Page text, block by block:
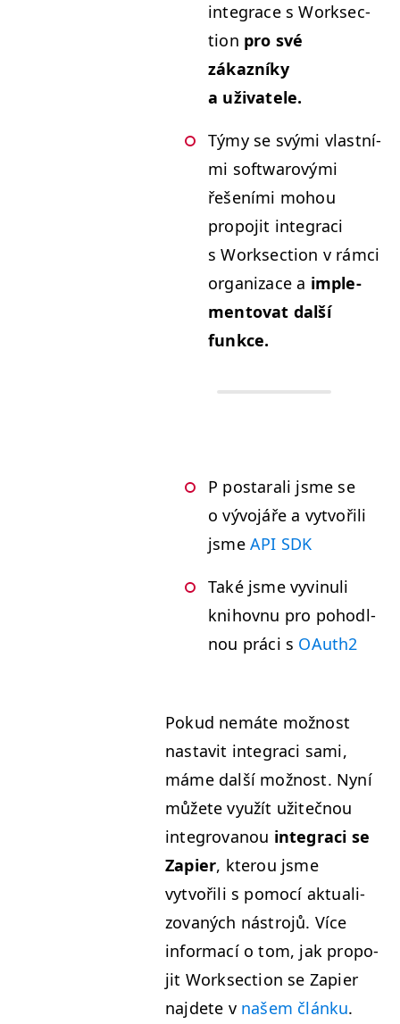
inte­grace s Work­sec­
tion pro své
zákazníky
a uživatele.
Týmy se svý­mi vlast­ní­
mi soft­warový­mi
řešení­mi mohou
propo­jit inte­graci
s Work­sec­tion v rám­ci
orga­ni­zace a imple­
men­to­vat další
funkce.
P postarali jsme se
o vývo­jáře a vytvořili
jsme API SDK
Také jsme vyv­in­uli
kni­hovnu pro pohodl­
nou prá­ci s OAuth2
Pokud nemáte možnost
nas­tavit inte­graci sami,
máme další možnost. Nyní
můžete využít užiteč­nou
inte­grovanou inte­graci se
Zapi­er, kter­ou jsme
vytvořili s pomocí aktu­al­i­
zo­vaných nástro­jů. Více
infor­ma­cí o tom, jak propo­
jit Work­sec­tion se Zapi­er
najdete v našem článku.